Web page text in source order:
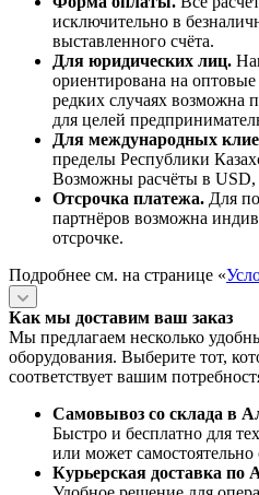
исключительно в
выставленного счёта.
Для юридических лиц.
ориентирована на
редких случаях возможна
для целей
Для международных
пределы Республики
Возможны расчёты в
Отсрочка платежа. Для
партнёров возможна
отсрочке.
Подробнее см. на странице «
Как мы доставим ваш заказ
Мы предлагаем несколько
оборудования. Выберите тот,
соответствует вашим
Самовывоз со склада в
Быстро и бесплатно для
или может самостоятельно
Курьерская доставка по